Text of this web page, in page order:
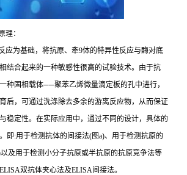
理：
应为基础，将抗原、牽9体的特异性反应与酶对底
结合起来的一种敏感性很高的试验技术。由于抗
种固相载体──聚苯乙烯微量滴定板的孔中进行，
后，可通过洗涤除去多余的游离反应物，从而保证
稳定性。在实际应用中，通过不同的设计，具体的
即:用于检测抗体的间接法(图a)、用于检测抗原的
以及用于检测小分子抗原或半抗原的抗原竞争法等
ELISA双抗体夹心法及ELISA间接法。